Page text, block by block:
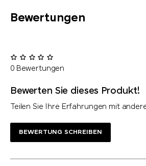
Bewertungen
0 Bewertungen
Bewerten Sie dieses Produkt!
Teilen Sie Ihre Erfahrungen mit
BEWERTUNG SCHREIBEN